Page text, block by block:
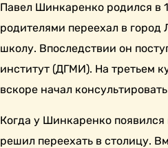
Павел Шинкаренко родился в
родителями переехал в город
школу. Впоследствии он
институт (ДГМИ). На третьем
вскоре начал
Когда у Шинкаренко
решил переехать в столицу.